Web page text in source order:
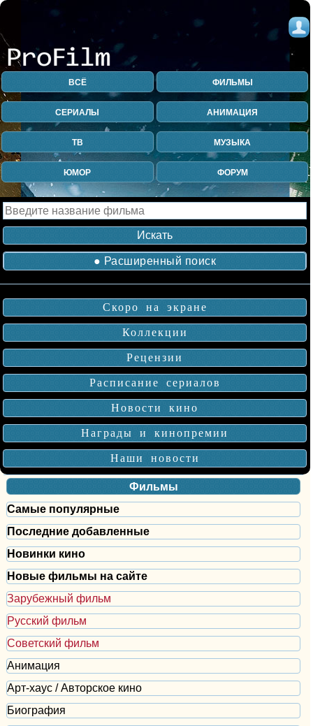
ВСЁ ФИЛЬМЫ
СЕРИАЛЫ АНИМАЦИЯ
ТВ МУЗЫКА
ЮМОР ФОРУМ
● Расширенный поиск
Скоро на экране
Коллекции
Рецензии
Расписание сериалов
Новости кино
Награды и кинопремии
Наши новости
Фильмы
Самые популярные
Последние добавленные
Новинки кино
Новые фильмы на сайте
Зарубежный фильм
Русский фильм
Советский фильм
Анимация
Арт-хаус / Авторское кино
Биография